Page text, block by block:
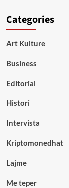
Categories
Art Kulture
Business
Editorial
Histori
Intervista
Kriptomonedhat
Lajme
Me teper